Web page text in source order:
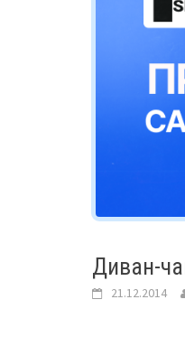
Диван-
21.12.2014